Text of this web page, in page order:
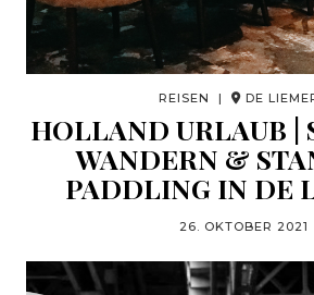
REISEN | DE
HOLLAND URLAUB |
WANDERN &
PADDLING IN DE
26. OKTOBER 2021